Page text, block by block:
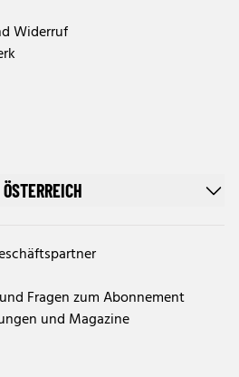
Widerruf
Fragen zum Abonnement
und Magazine